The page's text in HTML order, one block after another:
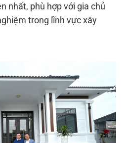
nhất, phù hợp với gia chủ
trong lĩnh vực xây